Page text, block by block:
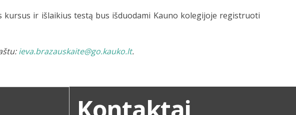
ir išlaikius testą bus išduodami Kauno kolegijoje registruoti
ieva.brazauskaite@go.kauko.lt.